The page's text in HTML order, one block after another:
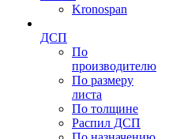
Kronospan
ДСП
По
производителю
По размеру
листа
По толщине
Распил ДСП